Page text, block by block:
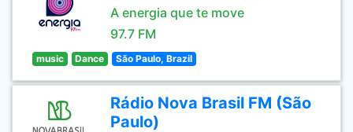
A energia que te move
97.7 FM
music Dance São Paulo, Brazil
Rádio Nova Brasil FM (São
Paulo)